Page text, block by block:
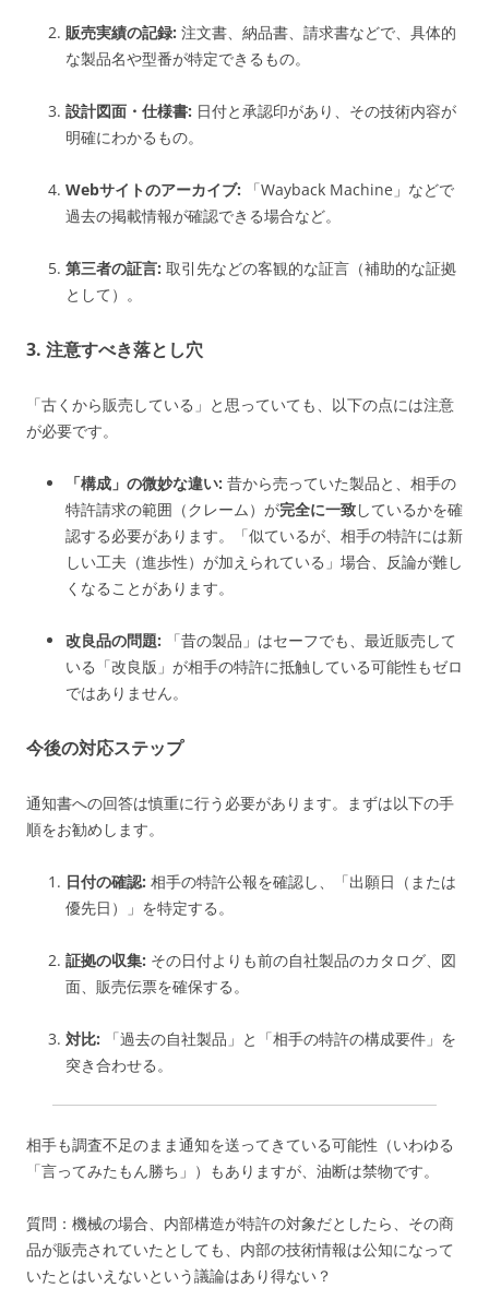
販売実績の記録: 注文書、納品書、請求書などで、具体的
な製品名や型番が特定できるもの。
設計図面・仕様書: 日付と承認印があり、その技術内容が
明確にわかるもの。
Webサイトのアーカイブ: 「Wayback Machine」などで
過去の掲載情報が確認できる場合など。
第三者の証言: 取引先などの客観的な証言（補助的な証拠
として）。
3. 注意すべき落とし穴
「古くから販売している」と思っていても、以下の点には注意
が必要です。
「構成」の微妙な違い: 昔から売っていた製品と、相手の
特許請求の範囲（クレーム）が完全に一致しているかを確
認する必要があります。「似ているが、相手の特許には新
しい工夫（進歩性）が加えられている」場合、反論が難し
くなることがあります。
改良品の問題: 「昔の製品」はセーフでも、最近販売して
いる「改良版」が相手の特許に抵触している可能性もゼロ
ではありません。
今後の対応ステップ
通知書への回答は慎重に行う必要があります。まずは以下の手
順をお勧めします。
日付の確認: 相手の特許公報を確認し、「出願日（または
優先日）」を特定する。
証拠の収集: その日付よりも前の自社製品のカタログ、図
面、販売伝票を確保する。
対比: 「過去の自社製品」と「相手の特許の構成要件」を
突き合わせる。
相手も調査不足のまま通知を送ってきている可能性（いわゆる
「言ってみたもん勝ち」）もありますが、油断は禁物です。
質問： 機械の場合、内部構造が特許の対象だとしたら、その商
品が販売されていたとしても、内部の技術情報は公知になって
いたとはいえないという議論はあり得ない？